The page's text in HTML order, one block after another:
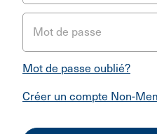
Mot de passe
Mot de passe oublié?
Créer un compte Non-